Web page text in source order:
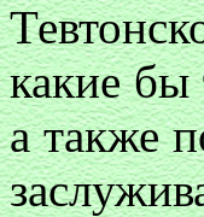
какие
а также